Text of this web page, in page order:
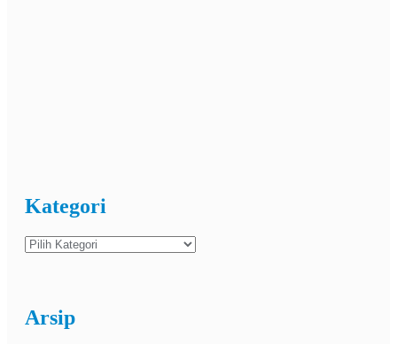
Kategori
Kategori
Arsip